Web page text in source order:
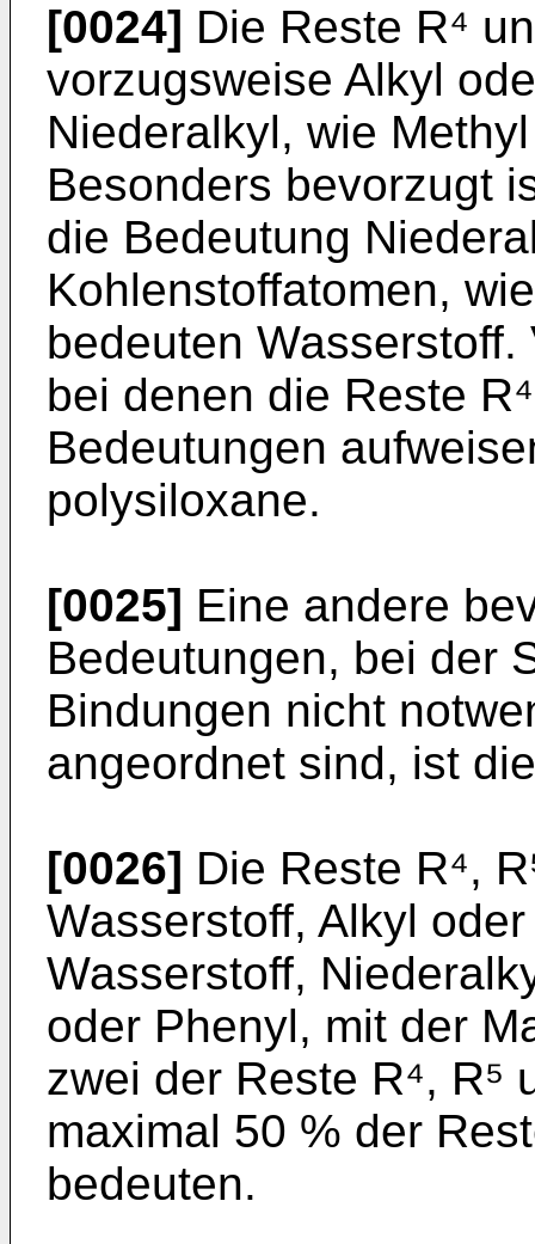
[0024] Die Reste R⁴
vorzugsweise Alkyl
Niederalkyl, wie
Besonders bevorzugt
die Bedeutung
Kohlenstoffatomen,
bedeuten
bei denen die Reste
Bedeutungen
polysiloxane.
[0025] Eine andere
Bedeutungen, bei der
Bindungen nicht
angeordnet sind, ist
[0026] Die Reste R⁴,
Wasserstoff, Alkyl
Wasserstoff,
oder Phenyl, mit der
zwei der Reste R⁴, R⁵
maximal 50 % der
bedeuten.